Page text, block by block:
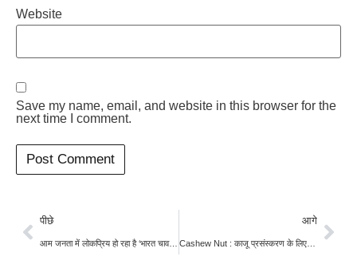
Website
Save my name, email, and website in this browser for the
next time I comment.
पीछे
आम जनता में लोकप्रिय हो रहा है ‘भारत चावल’ और ‘ भारत आटा, बाजार से है कम कीमत
आगे
Cashew Nut : काजू प्रसंस्करण के लिए इस्तेमाल होगी ब्राज़ील की तकनीक, बढ़ेगी किसानों की आय